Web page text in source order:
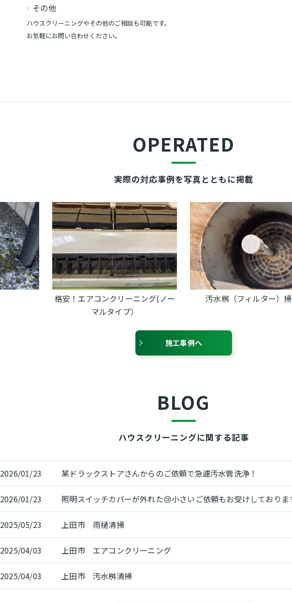
その他
ハウスクリーニングやその他のご相談も可能です。
お気軽にお問い合わせください。
OPERATED
実際の対応事例を写真とともに掲載
格安！エアコンクリーニング(ノー
マルタイプ）
汚水桝（フィルター）掃除
施工事例へ
BLOG
ハウスクリーニングに関する記事
2026/01/23 某ドラックストアさんからのご依頼で急遽汚水管洗浄！
2026/01/23 照明スイッチカバーが外れた😢小さいご依頼もお受けしておりま
2025/05/23 上田市 雨樋清掃
2025/04/03 上田市 エアコンクリーニング
2025/04/03 上田市 汚水桝清掃